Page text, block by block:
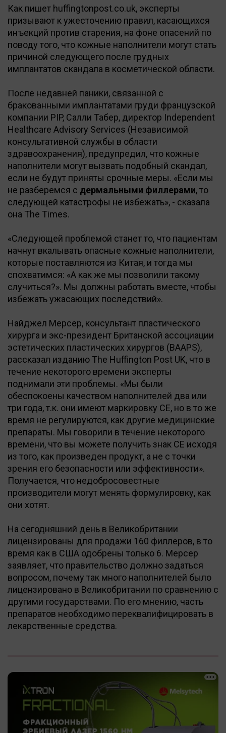
Как пишет huffingtonpost.co.uk, эксперты
призывают к ужесточению правил, касающихся
инъекций против старения, на фоне опасений по
поводу того, что кожные наполнители могут стать
причиной следующего после грудных
имплантатов скандала в косметической области.
После недавней паники, связанной с
бракованными имплантатами груди французской
компании PIP, Салли Табер, директор Independent
Healthcare Advisory Services (Независимой
консультативной службы в области
здравоохранения), предупредил, что кожные
наполнители могут вызвать подобный скандал,
если не будут приняты срочные меры. «Если мы
не разберемся с дермальными филлерами, то
следующей катастрофы не избежать», - сказала
она The Times.
«Следующей проблемой станет то, что пациентам
начнут вкалывать опасные кожные наполнители,
которые поставляются из Китая, и тогда мы
спохватимся: «А как же мы позволили такому
случиться?». Мы должны работать вместе, чтобы
избежать ужасающих последствий».
Найджел Мерсер, консультант пластического
хирурга и экс-президент Британской ассоциации
эстетических пластических хирургов (BAAPS),
рассказал изданию The Huffington Post UK, что в
течение некоторого времени эксперты
поднимали эти проблемы. «Мы были
обеспокоены качеством наполнителей два или
три года, т.к. они имеют маркировку СЕ, но в то же
время не регулируются, как другие медицинские
препараты. Мы говорили в течение некоторого
времени, что вы можете получить знак CE исходя
из того, как произведен продукт, а не с точки
зрения его безопасности или эффективности».
Получается, что недобросовестные
производители могут менять формулировку, как
они хотят.
На сегодняшний день в Великобритании
лицензированы для продажи 160 филлеров, в то
время как в США одобрены только 6. Мерсер
заявляет, что правительство должно задаться
вопросом, почему так много наполнителей было
лицензировано в Великобритании по сравнению с
другими государствами. По его мнению, часть
препаратов необходимо переквалифицировать в
лекарственные средства.